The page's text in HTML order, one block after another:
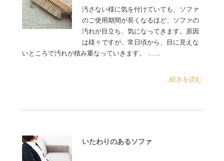
汚さない様に気を付けていても、ソファ
のご使用期間が長くなるほど、ソファの
汚れが目立ち、気になってきます。原因
は様々ですが、常日頃から、目に見えな
いところで汚れが積み重なっていきます。 ……
...続きを読む
いたわりのあるソファ